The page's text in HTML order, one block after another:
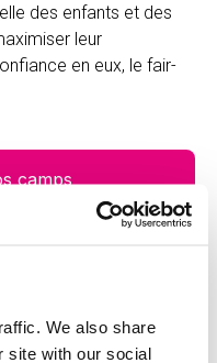
We also share
site with our social
des enfants et des
leur
en eux, le fair-
camps